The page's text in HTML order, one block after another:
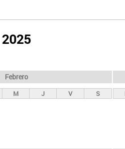
2025
Febrero
M J V S